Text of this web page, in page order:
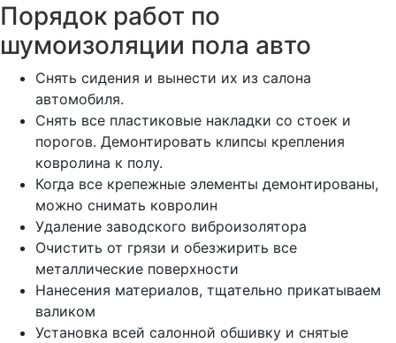
Порядок работ по
шумоизоляции пола авто
Снять сидения и вынести их из салона
автомобиля.
Снять все пластиковые накладки со стоек и
порогов. Демонтировать клипсы крепления
ковролина к полу.
Когда все крепежные элементы демонтированы,
можно снимать ковролин
Удаление заводского виброизолятора
Очистить от грязи и обезжирить все
металлические поверхности
Нанесения материалов, тщательно прикатываем
валиком
Установка всей салонной обшивку и снятые